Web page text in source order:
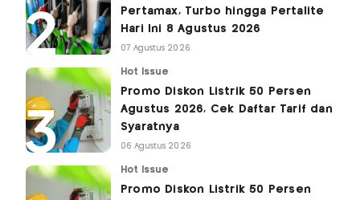
Pertamax, Turbo hingga Pertalite
Hari Ini 8 Agustus 2026
07 Agustus 2026
Hot Issue
Promo Diskon Listrik 50 Persen
Agustus 2026, Cek Daftar Tarif dan
Syaratnya
06 Agustus 2026
Hot Issue
Promo Diskon Listrik 50 Persen